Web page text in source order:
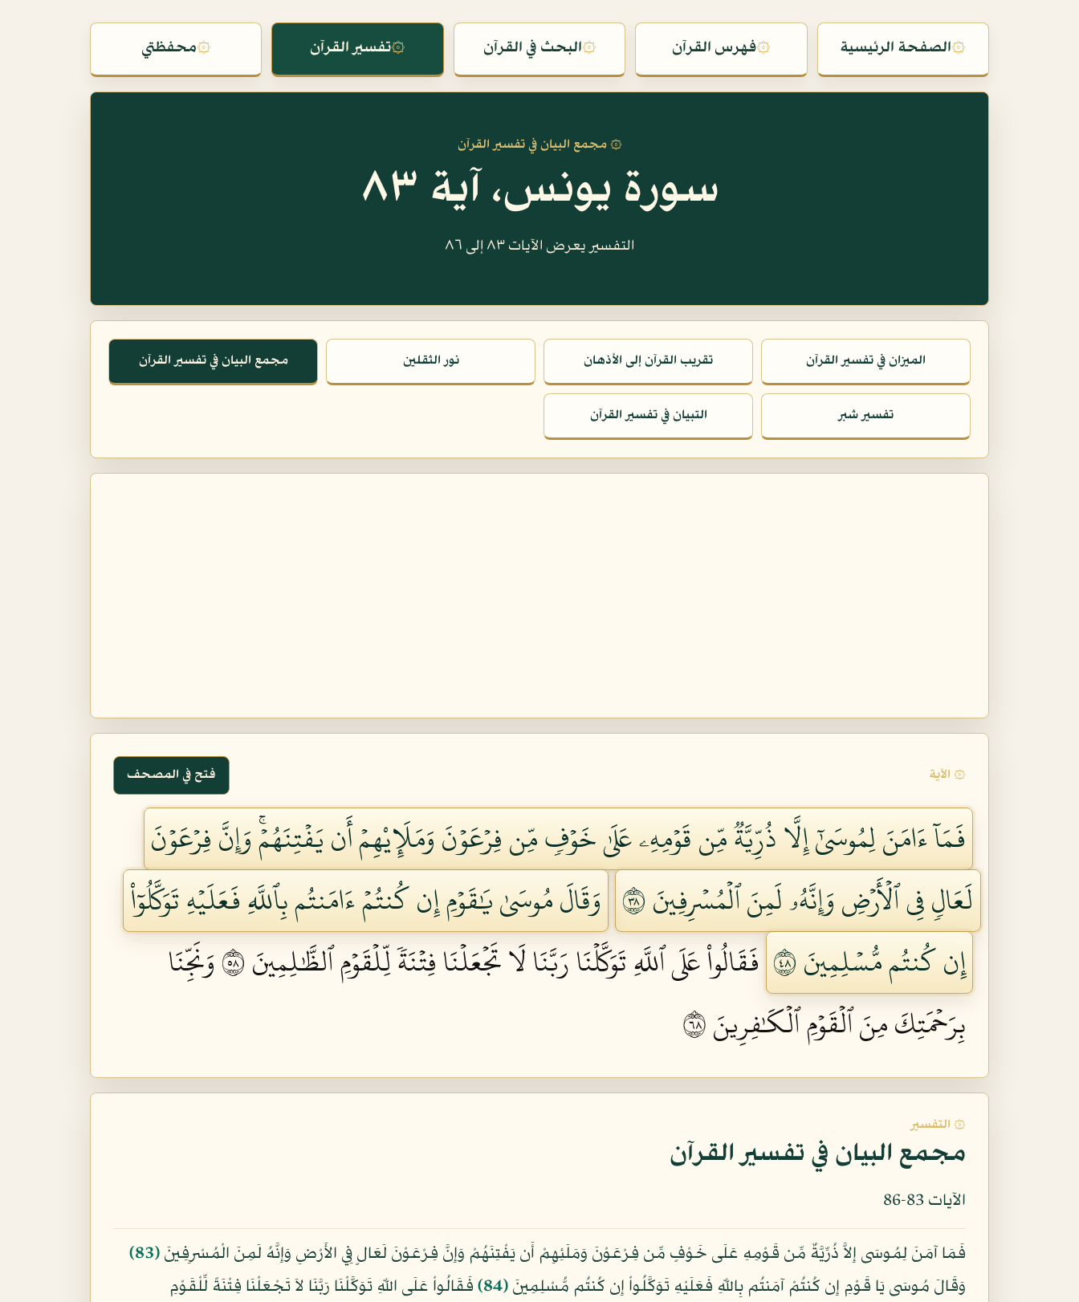
۞الصفحة الرئيسية ۞فهرس القرآن ۞البحث في القرآن ۞تفسير القرآن ۞محفظتي
۞ مجمع البيان في تفسير القرآن
سورة يونس، آية ٨٣
التفسير يعرض الآيات ٨٣ إلى ٨٦
الميزان في تفسير القرآن تقريب القرآن إلى الأذهان نور الثقلين مجمع البيان في تفسير القرآن
تفسير شبر التبيان في تفسير القرآن
۞ الآية فتح في المصحف
فَمَآ ءَامَنَ لِمُوسَىٰٓ إِلَّا ذُرِّيَّةٞ مِّن قَوۡمِهِۦ عَلَىٰ خَوۡفٖ مِّن فِرۡعَوۡنَ وَمَلَإِيْهِمۡ أَن يَفۡتِنَهُمۡۚ وَإِنَّ فِرۡعَوۡنَ
لَعَالٖ فِي ٱلۡأَرۡضِ وَإِنَّهُۥ لَمِنَ ٱلۡمُسۡرِفِينَ ٨٣
وَقَالَ مُوسَىٰ يَٰقَوۡمِ إِن كُنتُمۡ ءَامَنتُم بِٱللَّهِ فَعَلَيۡهِ تَوَكَّلُوٓاْ
إِن كُنتُم مُّسۡلِمِينَ ٨٤
فَقَالُواْ عَلَى ٱللَّهِ تَوَكَّلۡنَا رَبَّنَا لَا تَجۡعَلۡنَا فِتۡنَةٗ لِّلۡقَوۡمِ ٱلظَّٰلِمِينَ ٨٥
وَنَجِّنَا
بِرَحۡمَتِكَ مِنَ ٱلۡقَوۡمِ ٱلۡكَٰفِرِينَ ٨٦
۞ التفسير
مجمع البيان في تفسير القرآن
الآيات 83-86
فَمَا آمَنَ لِمُوسَى إِلاَّ ذُرِّيَّةٌ مِّن قَوْمِهِ عَلَى خَوْفٍ مِّن فِرْعَوْنَ وَمَلَئِهِمْ أَن يَفْتِنَهُمْ وَإِنَّ فِرْعَوْنَ لَعَالٍ فِي الأَرْضِ وَإِنَّهُ لَمِنَ الْمُسْرِفِينَ ﴿83﴾
وَقَالَ مُوسَى يَا قَوْمِ إِن كُنتُمْ آمَنتُم بِاللّهِ فَعَلَيْهِ تَوَكَّلُواْ إِن كُنتُم مُّسْلِمِينَ ﴿84﴾
فَقَالُواْ عَلَى اللّهِ تَوَكَّلْنَا رَبَّنَا لاَ تَجْعَلْنَا فِتْنَةً لِّلْقَوْمِ